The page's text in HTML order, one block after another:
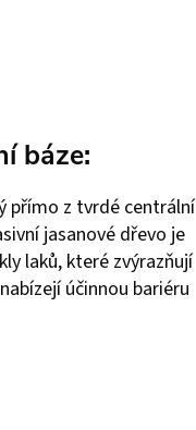
báze:
přímo z tvrdé centrální
jasanové dřevo je
laků, které zvýrazňují
účinnou bariéru